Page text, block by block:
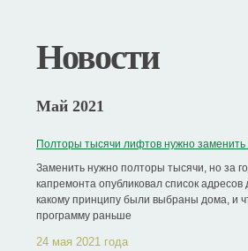
Новости
Май 2021
Полторы тысячи лифтов нужно
Заменить нужно полторы тысячи, но за
капремонта опубликовал список
какому принципу были выбраны дома, и
программу раньше
24 мая 2021 года